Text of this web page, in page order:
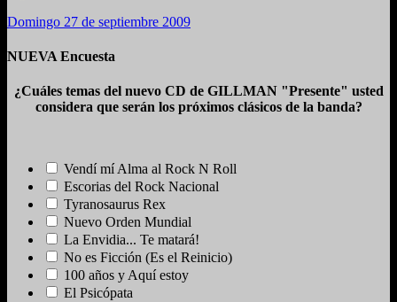
Domingo 27 de septiembre 2009
NUEVA Encuesta
¿Cuáles temas del nuevo CD de GILLMAN "Presente" usted
considera que serán los próximos clásicos de la banda?
Vendí mí Alma al Rock N Roll
Escorias del Rock Nacional
Tyranosaurus Rex
Nuevo Orden Mundial
La Envidia... Te matará!
No es Ficción (Es el Reinicio)
100 años y Aquí estoy
El Psicópata